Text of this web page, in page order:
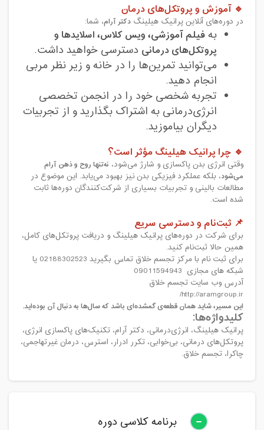
🔹 آموزش و پروتکل‌های درمان
در دوره‌های آنلاین پرانیک هیلینگ دکتر آرام، شما:
بهفیلم آموزشی، ویس کلاس، اسلایدها و
پروتکل‌های درمانی دسترسی خواهید داشت.
می‌توانید تمرین‌ها را در خانه و زیر نظر مربی
انجام دهید.
تجربه شخصی خود را در انجمن تخصصی
انرژی‌درمانی به اشتراک بگذارید و از تجربیات
دیگران بیاموزید.
🔹 چرا پرانیک هیلینگ مؤثر است؟
وقتی انرژی بدن پاکسازی و شارژ می‌شود، نه‌تنها روح و ذهن آرام
می‌شود، بلکه عملکرد فیزیکی بدن نیز بهبود می‌یابد. این موضوع در
مطالعات بالینی و تجربیات بسیاری از شرکت‌کنندگان دوره‌ها ثابت
شده است.
📌 ثبت‌نام و دسترسی سریع
برای شرکت در دوره‌های پرانیک هیلینگ و دریافت پروتکل‌های کامل،
همین حالا ثبت‌نام کنید.
برای ثبت نام با مرکز تجسم خلاق تماس بگیرید 02188302523 یا
شبکه های مجازی 09011594943
آدرس وب سایت تجسم خلاق
http://aramgroup.ir
/
این مسیر، شاید همان قطعه‌ی گمشده‌ای باشد که سال‌ها به دنبال آن بوده‌اید.
کلیدواژه‌ها:
پرانیک هیلینگ، انرژی‌درمانی، دکتر آرام، تکنیک‌های پاکسازی انرژی،
پروتکل‌های درمانی، بی‌خوابی، تکرر ادرار، استرس، درمان غیرتهاجمی،
چاکرا، تجسم خلاق.
برنامه کلاسی دوره